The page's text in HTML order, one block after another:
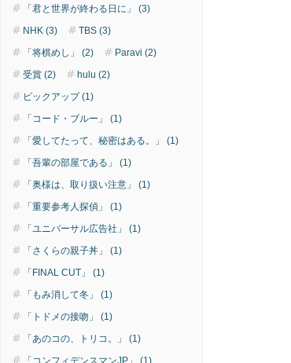
「君と世界が終わる日に」 (3)
NHK (3)
TBS (3)
「将棋めし」 (2)
Paravi (2)
受賞 (2)
hulu (2)
ピックアップ (1)
「コード・ブルー」 (1)
「愛してたって、秘密はある。」 (1)
「吾輩の部屋である」 (1)
「奥様は、取り扱い注意」 (1)
「重要参考人探偵」 (1)
「ユニバーサル広告社」 (1)
「さくらの親子丼」 (1)
「FINAL CUT」 (1)
「もみ消して冬」 (1)
「トドメの接吻」 (1)
「あのコの、トリコ。」 (1)
「コンフィデンスマンJP」 (1)